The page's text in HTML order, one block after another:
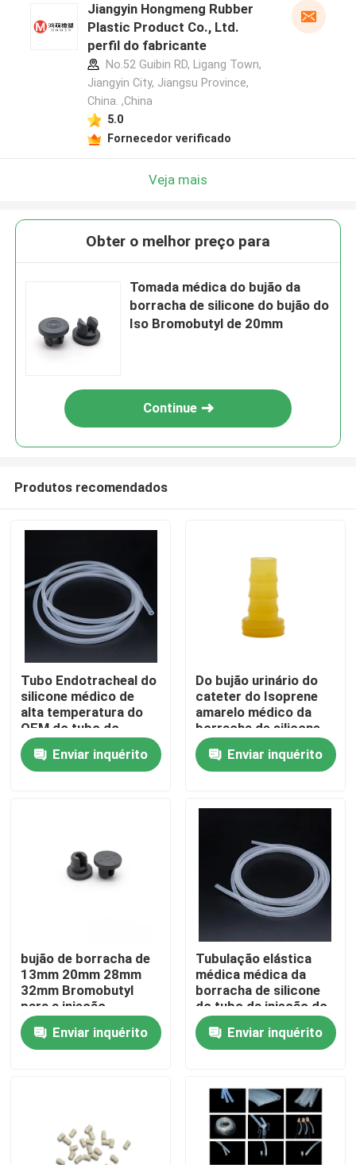
Casa
Produtos
Fábrica
Fale Conosco
Pedir um orçamento
Atuador de borracha da seringa
Jiangyin Hongmeng Rubber
Plastic Product Co., Ltd.
perfil do fabricante
No.52 Guibin RD, Ligang Town,
Jiangyin City, Jiangsu Province,
China. ,China
5.0
Fornecedor verificado
Veja mais
Obter o melhor preço para
Tomada médica do bujão da
borracha de silicone do bujão do
Iso Bromobutyl de 20mm
Continue
Produtos recomendados
Tubo Endotracheal do
silicone médico de
alta temperatura do
OEM do tubo do
silicone
Enviar inquérito
Do bujão urinário do
cateter do Isoprene
amarelo médico da
borracha de silicone
Enviar inquérito
bujão de borracha de
13mm 20mm 28mm
32mm Bromobutyl
para a injeção
Enviar inquérito
Tubulação elástica
médica médica da
borracha de silicone
do tubo da injeção do
OEM
Enviar inquérito